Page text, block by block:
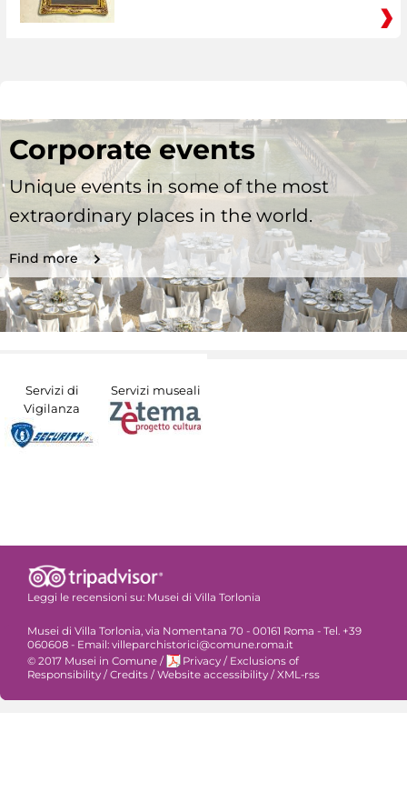
Corporate events
Unique events in some of the most
extraordinary places in the world.
Find more
Servizi di
Vigilanza
Servizi museali
Leggi le recensioni su: Musei di Villa Torlonia
Musei di Villa Torlonia, via Nomentana 70 - 00161 Roma - Tel. +39
060608 - Email: villeparchistorici@comune.roma.it
© 2017 Musei in Comune / Privacy / Exclusions of
Responsibility /Credits /Website accessibility /XML-rss